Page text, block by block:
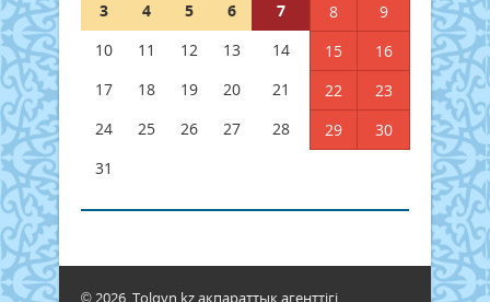
3
4 5 6 7 8
9
10
11 12 13 14 15
16
17
18 19 20 21 22
23
24
25 26 27 28 29
30
31
© 2026. Tolqyn.kz ақпараттық агенттігі.